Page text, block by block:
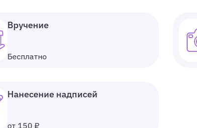
Вручение
Бесплатно
Нанесение надписей
от 150 ₽